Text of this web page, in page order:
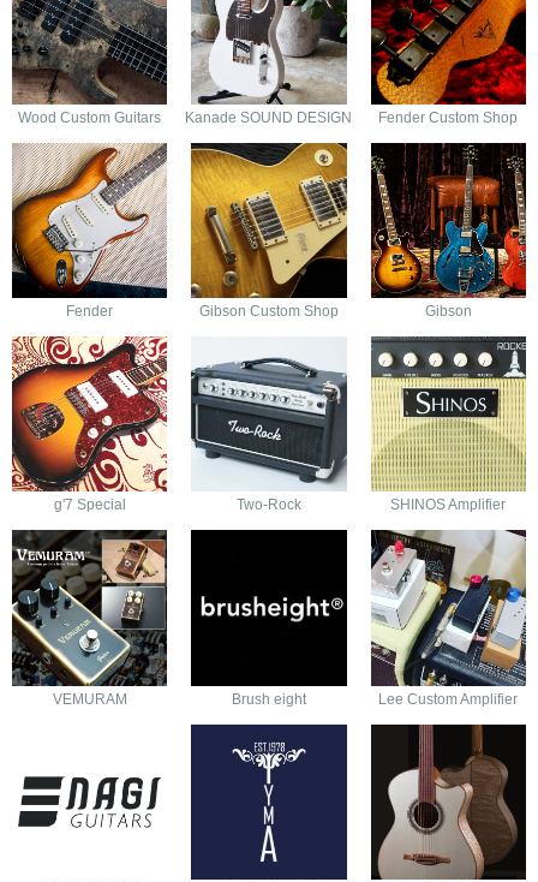
Wood Custom Guitars Kanade SOUND DESIGN Fender Custom Shop
Fender Gibson Custom Shop Gibson
g'7 Special Two-Rock SHINOS Amplifier
VEMURAM Brush eight Lee Custom Amplifier